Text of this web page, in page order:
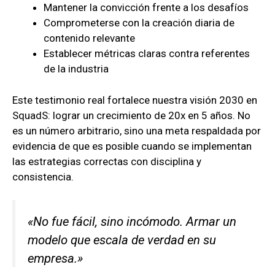
Mantener la convicción frente a los desafíos
Comprometerse con la creación diaria de
contenido relevante
Establecer métricas claras contra referentes
de la industria
Este testimonio real fortalece nuestra visión 2030 en
SquadS: lograr un crecimiento de 20x en 5 años. No
es un número arbitrario, sino una meta respaldada por
evidencia de que es posible cuando se implementan
las estrategias correctas con disciplina y
consistencia.
«No fue fácil, sino incómodo. Armar un
modelo que escala de verdad en su
empresa.»